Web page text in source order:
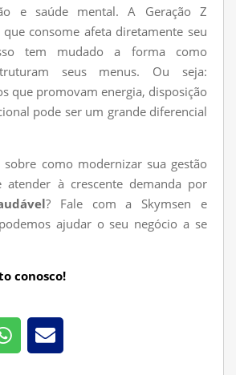
e saúde mental. A Geração Z
consome afeta diretamente seu
tem mudado a forma como
seus menus. Ou seja:
que promovam energia, disposição
pode ser um grande diferencial
como modernizar sua gestão
atender à crescente demanda por
? Fale com a Skymsen e
ajudar o seu negócio a se
conosco!